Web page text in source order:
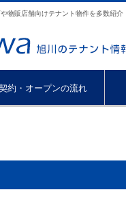
物販店舗向けテナント物件を多数紹介
約・オープンの流れ